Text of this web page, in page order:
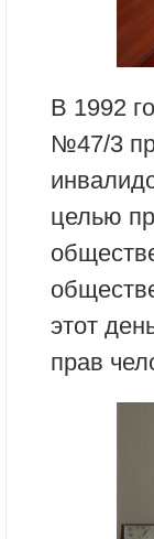
В 1992
№47/3
целью
этот
прав